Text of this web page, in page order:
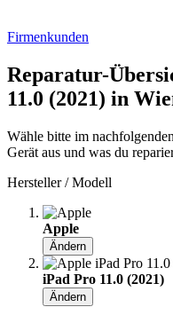
Firmenkunden
Reparatur-
11.0 (2021) in
Wähle bitte im
Gerät aus und was du
Hersteller / Modell
Apple
Ändern
iPad Pro 11.0 (2021)
Ändern